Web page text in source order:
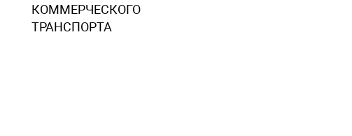
КОММЕРЧЕСКОГО
ТРАНСПОРТА